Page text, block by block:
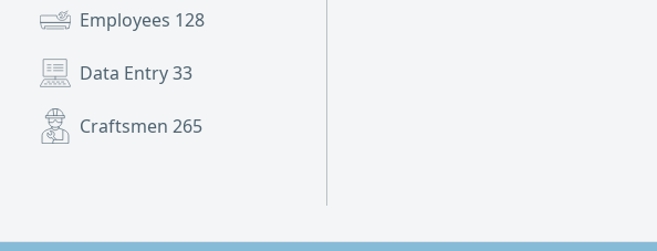
Employees 128
Data Entry33
Craftsmen 265